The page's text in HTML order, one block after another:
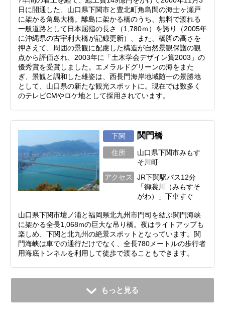
日に開通した、山口県下関市と豊北町角島間の海士ヶ瀬戸
に架かる角島大橋。離島に架かる橋のうち、無料で渡れる
一般道路として日本屈指の長さ（1,780ｍ）を誇り（2005年
に沖縄県の古宇利大橋が記録更新）、また、橋脚の高さを
押さえて、周囲の景観に配慮した構造が自然景観保護の観
点から評価され、2003年に「土木学会デザイン賞2003」の
優秀賞を受賞しました。エメラルドグリーンの海をまた
ぎ、景観と調和した雄姿は、西長門海岸地域随一の景勝地
として、山口県の新たな観光スポットに。現在では数多く
のテレビCMやロケ地として採用されています。
下関 関門橋
住所
山口県下関市みもす
そ川町
アクセス
JR下関駅バス12分
「御裳川（みもすそ
がわ）」下車すぐ
山口県下関市壇ノ浦と福岡県北九州市門司を結ぶ関門海峡
に架かる全長1,068mの巨大な吊り橋。夜はライトアップも
楽しめ、下関と北九州の絶景スポットとなっています。関
門海峡は車での通行だけでなく、全長780メートルの歩行者
用海底トンネルを利用して徒歩で渡ることもできます。
もっと見る